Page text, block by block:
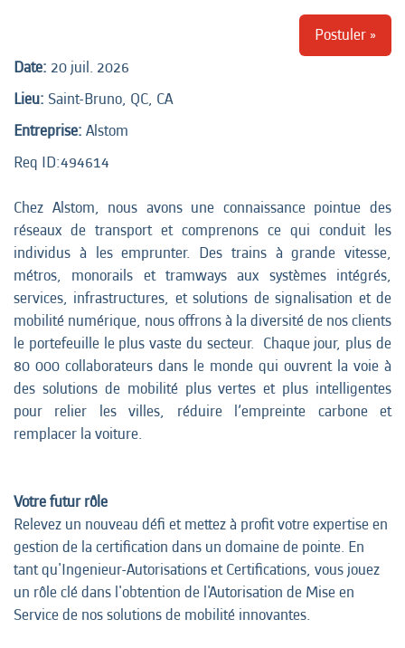
Postuler »
Date: 20 juil. 2026
Lieu: Saint-Bruno, QC, CA
Entreprise: Alstom
Req ID:494614
Chez Alstom, nous avons une connaissance pointue des
réseaux de transport et comprenons ce qui conduit les
individus à les emprunter. Des trains à grande vitesse,
métros, monorails et tramways aux systèmes intégrés,
services, infrastructures, et solutions de signalisation et de
mobilité numérique, nous offrons à la diversité de nos clients
le portefeuille le plus vaste du secteur. Chaque jour, plus de
80 000 collaborateurs dans le monde qui ouvrent la voie à
des solutions de mobilité plus vertes et plus intelligentes
pour relier les villes, réduire l’empreinte carbone et
remplacer la voiture.
Votre futur rôle
Relevez un nouveau défi et mettez à profit votre expertise en
gestion de la certification dans un domaine de pointe. En
tant qu'Ingenieur-Autorisations et Certifications, vous jouez
un rôle clé dans l'obtention de l'Autorisation de Mise en
Service de nos solutions de mobilité innovantes.